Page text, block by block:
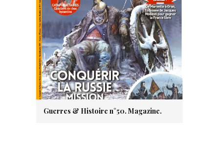
Guerres & Histoire n°50. Magazine.